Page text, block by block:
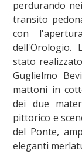
perdurando
transito
con
dell'Orologio.
stato
Guglielmo
mattoni in
dei due
pittorico e
del Ponte,
eleganti